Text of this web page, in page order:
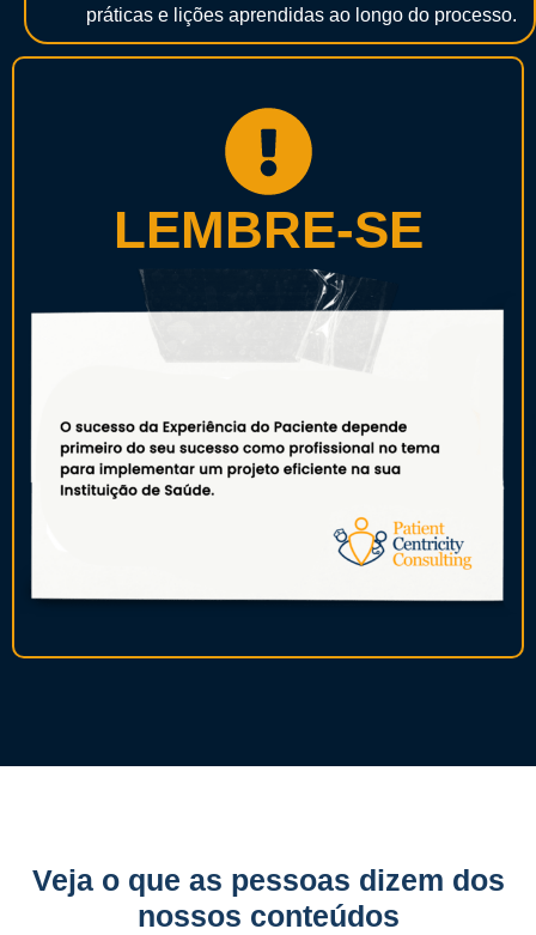
práticas e lições aprendidas ao longo do processo.
LEMBRE-SE
Veja o que as pessoas dizem dos
nossos conteúdos